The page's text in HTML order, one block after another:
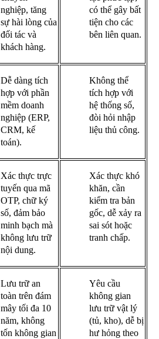
nghiệp, tăng
sự hài lòng của
đối tác và
khách hàng.
có thể gây bất
tiện cho các
bên liên quan.
Dễ dàng tích
hợp với phần
mềm doanh
nghiệp (ERP,
CRM, kế
toán).
Không thể
tích hợp với
hệ thống số,
đòi hỏi nhập
liệu thủ công.
Xác thực trực
tuyến qua mã
OTP, chữ ký
số, đảm bảo
minh bạch mà
không lưu trữ
nội dung.
Xác thực khó
khăn, cần
kiểm tra bản
gốc, dễ xảy ra
sai sót hoặc
tranh chấp.
Lưu trữ an
toàn trên đám
mây tối đa 10
năm, không
tốn không gian
Yêu cầu
không gian
lưu trữ vật lý
(tủ, kho), dễ bị
hư hỏng theo